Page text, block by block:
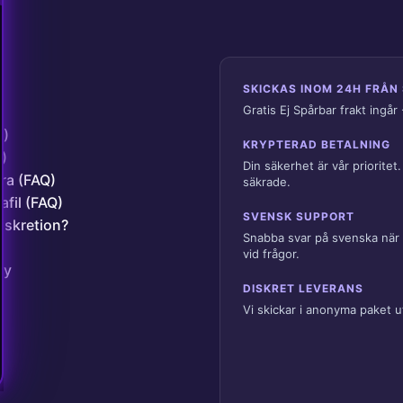
(FAQ)
(FAQ)
SKICKAS INOM 24H FRÅN
Gratis Ej Spårbar frakt
KRYPTERAD BETALNING
Din säkerhet är vår
säkrade.
SVENSK SUPPORT
Snabba svar på svenska
vid frågor.
DISKRET LEVERANS
Vi skickar i anonyma paket